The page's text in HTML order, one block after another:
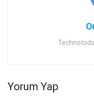
Yorum Yap